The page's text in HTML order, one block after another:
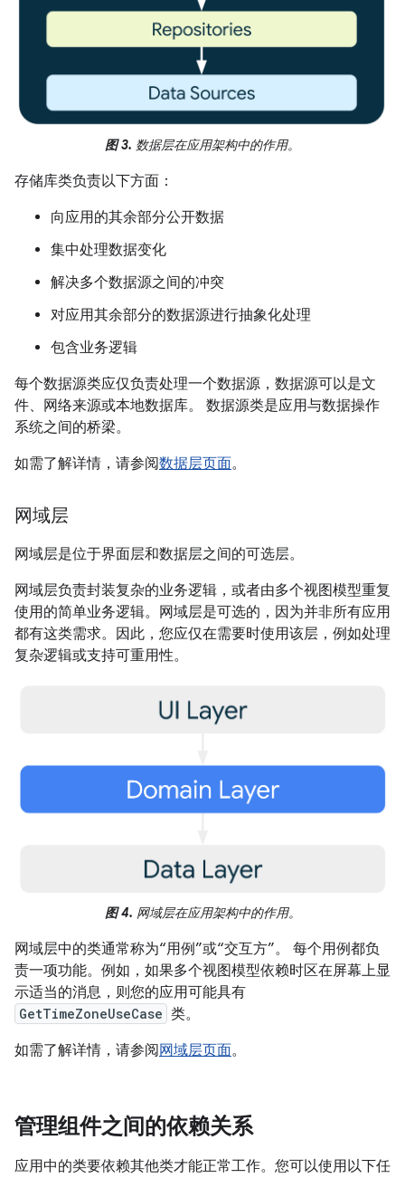
图 3. 数据层在应用架构中的作用。
存储库类负责以下方面：
向应用的其余部分公开数据
集中处理数据变化
解决多个数据源之间的冲突
对应用其余部分的数据源进行抽象化处理
包含业务逻辑
每个数据源类应仅负责处理一个数据源，数据源可以是文
件、网络来源或本地数据库。 数据源类是应用与数据操作
系统之间的桥梁。
如需了解详情，请参阅数据层页面。
网域层
网域层是位于界面层和数据层之间的可选层。
网域层负责封装复杂的业务逻辑，或者由多个视图模型重复
使用的简单业务逻辑。网域层是可选的，因为并非所有应用
都有这类需求。因此，您应仅在需要时使用该层，例如处理
复杂逻辑或支持可重用性。
图 4. 网域层在应用架构中的作用。
网域层中的类通常称为“用例”或“交互方”。
每个用例都负
责一项功能。例如，如果多个视图模型依赖时区在屏幕上显
示适当的消息，则您的应用可能具有
GetTimeZoneUseCase 类。
如需了解详情，请参阅 网域层页面。
管理组件之间的依赖关系
应用中的类要依赖其他类才能正常工作。您可以使用以下任